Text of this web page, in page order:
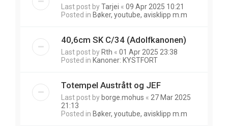
Last post byTarjei « 09 Apr 2025 10:21
Posted in Bøker, youtube, avisklipp m.m
40,6cm SK C/34 (Adolfkanonen)
Last post by Rth « 01 Apr 2025 23:38
Posted in Kanoner: KYSTFORT
Totempel Austrått og JEF
Last post by borge.mohus « 27 Mar 2025
21:13
Posted in Bøker, youtube, avisklipp m.m